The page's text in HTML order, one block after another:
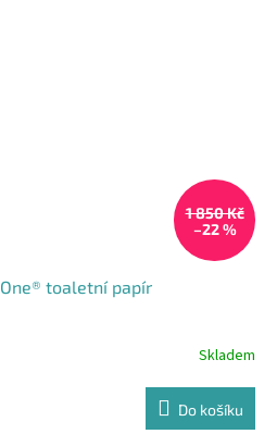
1 850 Kč
–22 %
toaletní papír
Skladem
Do košíku